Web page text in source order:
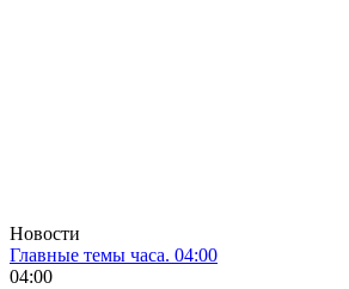
Новости
Главные темы часа. 04:00
04:00